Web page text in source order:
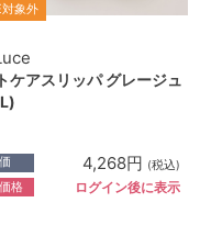
象外
ケアスリッパ グレージュ
4,268円 (税込)
格 ログイン後に表示